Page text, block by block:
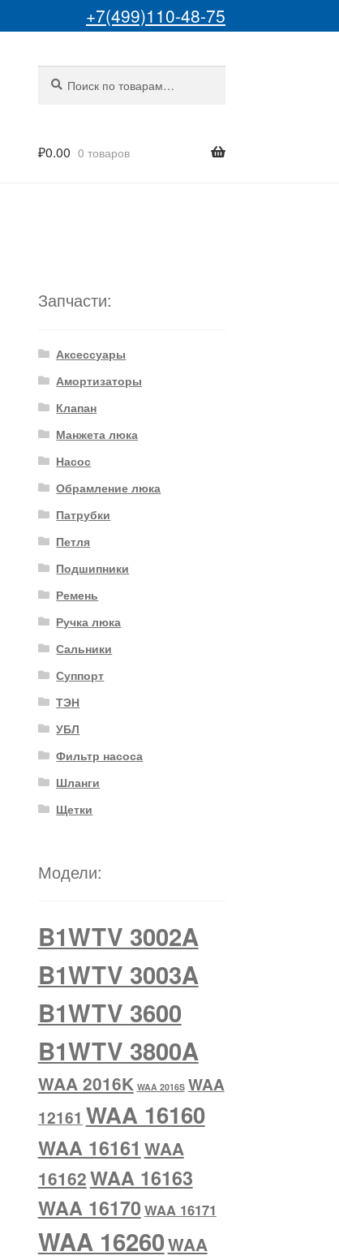
+7(499)110-48-75
₽0.00 0 товаров
Запчасти:
Аксессуары
Амортизаторы
Клапан
Манжета люка
Насос
Обрамление люка
Патрубки
Петля
Подшипники
Ремень
Ручка люка
Сальники
Суппорт
ТЭН
УБЛ
Фильтр насоса
Шланги
Щетки
Модели:
B1WTV 3002A
B1WTV 3003A
B1WTV 3600
B1WTV 3800A
WAA 2016K WAA 2016S WAA
12161 WAA 16160
WAA 16161 WAA
16162WAA 16163
WAA 16170 WAA 16171
WAA 16260WAA